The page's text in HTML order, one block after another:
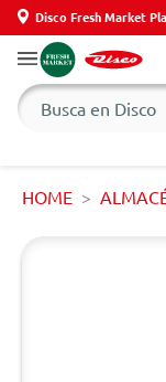
Disco Fresh Market
HOME